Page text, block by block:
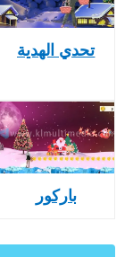
تحدي الهدية
باركور